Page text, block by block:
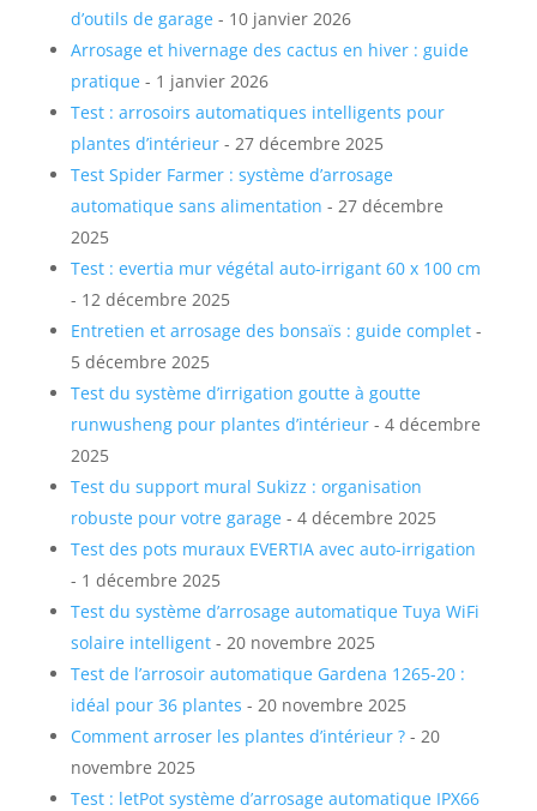
d’outils de garage- 10 janvier 2026
Arrosage et hivernage des cactus en hiver : guide
pratique- 1 janvier 2026
Test : arrosoirs automatiques intelligents pour
plantes d’intérieur- 27 décembre 2025
Test Spider Farmer : système d’arrosage
automatique sans alimentation - 27 décembre
2025
Test : evertia mur végétal auto-irrigant 60 x 100 cm
- 12 décembre 2025
Entretien et arrosage des bonsaïs : guide complet-
5 décembre 2025
Test du système d’irrigation goutte à goutte
runwusheng pour plantes d’intérieur- 4 décembre
2025
Test du support mural Sukizz : organisation
robuste pour votre garage- 4 décembre 2025
Test des pots muraux EVERTIA avec auto-irrigation
- 1 décembre 2025
Test du système d’arrosage automatique Tuya WiFi
solaire intelligent- 20 novembre 2025
Test de l’arrosoir automatique Gardena 1265-20 :
idéal pour 36 plantes - 20 novembre 2025
Comment arroser les plantes d’intérieur ?- 20
novembre 2025
Test : letPot système d’arrosage automatique IPX66